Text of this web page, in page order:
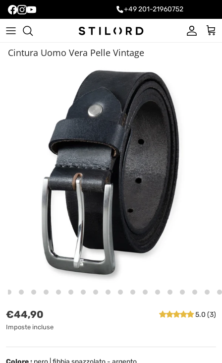
+49 201-21960752
Account
Cintura Uomo Vera Pelle Vintage
Prezzo normale
€44,90
Imposte incluse
5.0 (3)